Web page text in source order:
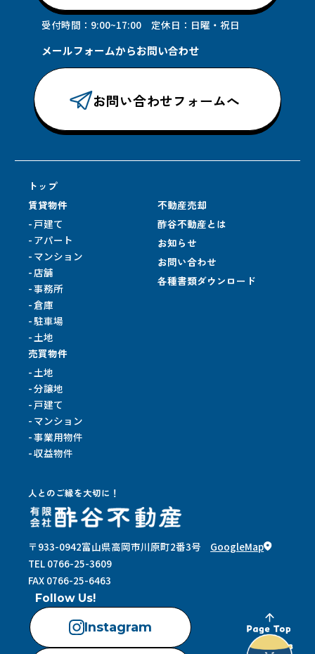
受付時間：9:00~17:00 定休日：日曜・祝日
メールフォームからお問い合わせ
お問い合わせフォームへ
トップ
賃貸物件
戸建て
アパート
マンション
店舗
事務所
倉庫
駐車場
土地
売買物件
土地
分譲地
戸建て
マンション
事業用物件
収益物件
不動産売却
酢谷不動産とは
お知らせ
お問い合わせ
各種書類ダウンロード
人とのご縁を大切に！
〒933-0942富山県高岡市川原町2番3号
GoogleMap
TEL 0766-25-3609
FAX 0766-25-6463
Follow Us!
Instagram